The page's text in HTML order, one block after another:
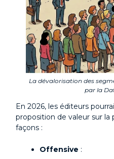
La dévalorisation des
par la
En 2026, les éditeurs
proposition de valeur sur
façons :
Offensive :